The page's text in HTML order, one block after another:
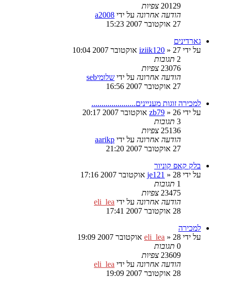
20129 צפיות
הודעה אחרונה על ידי a2008
27 אוקטובר 2007 15:23
גארדינים
על ידי
iziik120 » 27 אוקטובר 2007 10:04
2 תגובות
23076 צפיות
הודעה אחרונה על ידי שלומיseb
27 אוקטובר 2007 16:56
למכירה זוגות מעניינים......................
על ידי
zb79 » 26 אוקטובר 2007 20:17
3 תגובות
25136 צפיות
הודעה אחרונה על ידי aarikp
27 אוקטובר 2007 21:20
בלק קאפ קוניור
על ידי
je121 » 28 אוקטובר 2007 17:16
1 תגובות
23475 צפיות
הודעה אחרונה על ידי eli_lea
28 אוקטובר 2007 17:41
למכירה
על ידי
eli_lea » 28 אוקטובר 2007 19:09
0 תגובות
23609 צפיות
הודעה אחרונה על ידי eli_lea
28 אוקטובר 2007 19:09